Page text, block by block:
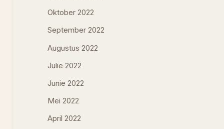
Oktober 2022
September 2022
Augustus 2022
Julie 2022
Junie 2022
Mei 2022
April 2022